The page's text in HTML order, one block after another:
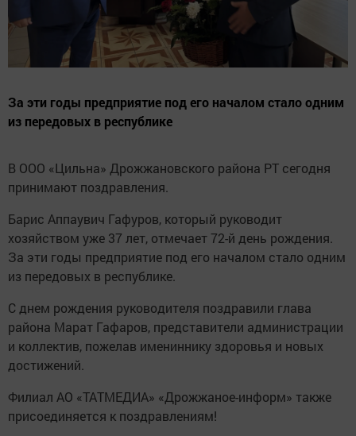
За эти годы предприятие под его началом стало одним
из передовых в республике
В ООО «Цильна» Дрожжановского района РТ сегодня
принимают поздравления.
Барис Аппаувич Гафуров, который руководит
хозяйством уже 37 лет, отмечает 72-й день рождения.
За эти годы предприятие под его началом стало одним
из передовых в республике.
С днем рождения руководителя поздравили глава
района Марат Гафаров, представители администрации
и коллектив, пожелав имениннику здоровья и новых
достижений.
Филиал АО «ТАТМЕДИА» «Дрожжаное-информ» также
присоединяется к поздравлениям!